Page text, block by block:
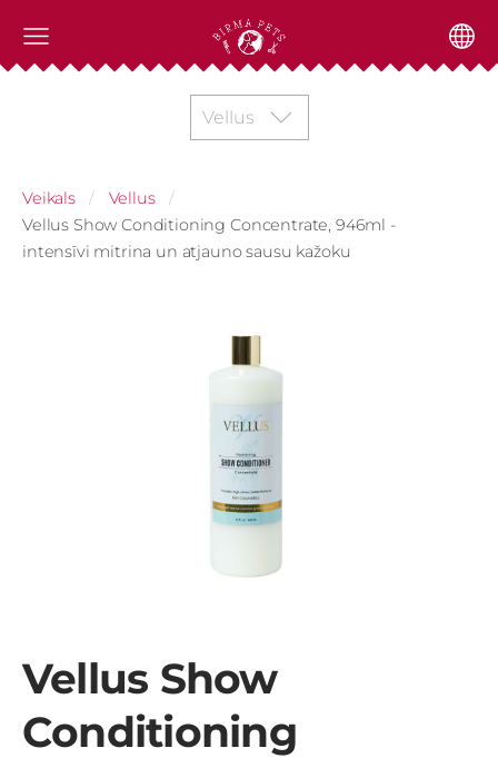
Vellus
Veikals
Vellus
Vellus Show Conditioning Concentrate, 946ml -
intensīvi mitrina un atjauno sausu kažoku
Vellus Show
Conditioning